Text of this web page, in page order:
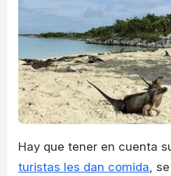
Hay que tener en cuenta
turistas les dan comida ,